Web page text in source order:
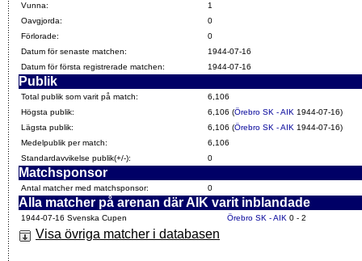
Vunna:
1
Oavgjorda:
0
Förlorade:
0
Datum för senaste matchen:
1944-07-16
Datum för första registrerade matchen:
1944-07-16
Publik
Total publik som varit på match:
6,106
Högsta publik:
6,106 (Örebro SK - AIK 1944-07-16)
Lägsta publik:
6,106 (Örebro SK - AIK 1944-07-16)
Medelpublik per match:
6,106
Standardavvikelse publik(+/-):
0
Matchsponsor
Antal matcher med matchsponsor: 0
Alla matcher på arenan där AIK varit inblandade
1944-07-16 Svenska Cupen Örebro SK - AIK 0 - 2
Visa övriga matcher i databasen